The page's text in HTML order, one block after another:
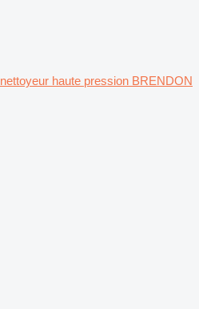
nettoyeur haute pression BRENDON